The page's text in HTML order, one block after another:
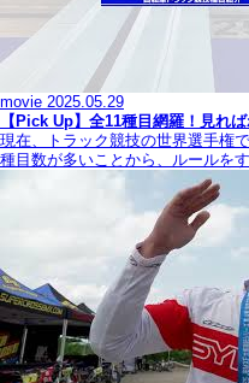
movie 2025.05.29
【Pick Up】全11種目網羅！見れ
現在、トラック競技の世界選手権
種目数が多いことから、ルールを